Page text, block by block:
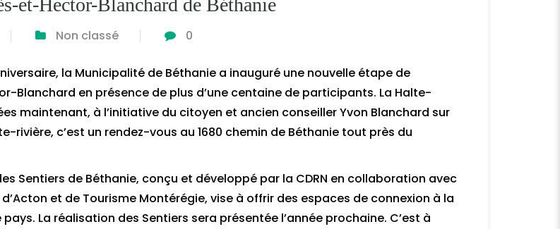
et-Hector-Blanchard de Béthanie
Non classé 0
la Municipalité de Béthanie a inauguré une nouvelle étape de
en présence de plus d’une centaine de participants. La Halte-
maintenant, à l’initiative du citoyen et ancien conseiller Yvon Blanchard sur
rivière, c’est un rendez-vous au 1680 chemin de Béthanie tout près du
Sentiers de Béthanie, conçu et développé par la CDRN en collaboration avec
et de Tourisme Montérégie, vise à offrir des espaces de connexion à la
La réalisation des Sentiers sera présentée l’année prochaine. C’est à